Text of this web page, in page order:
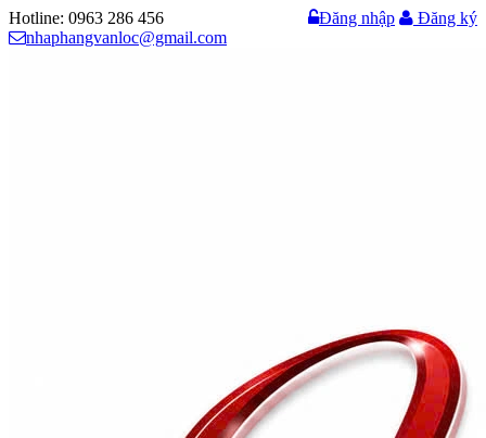
Hotline: 0963 286 456
nhaphangvanloc@gmail.com
Đăng nhập Đăng ký